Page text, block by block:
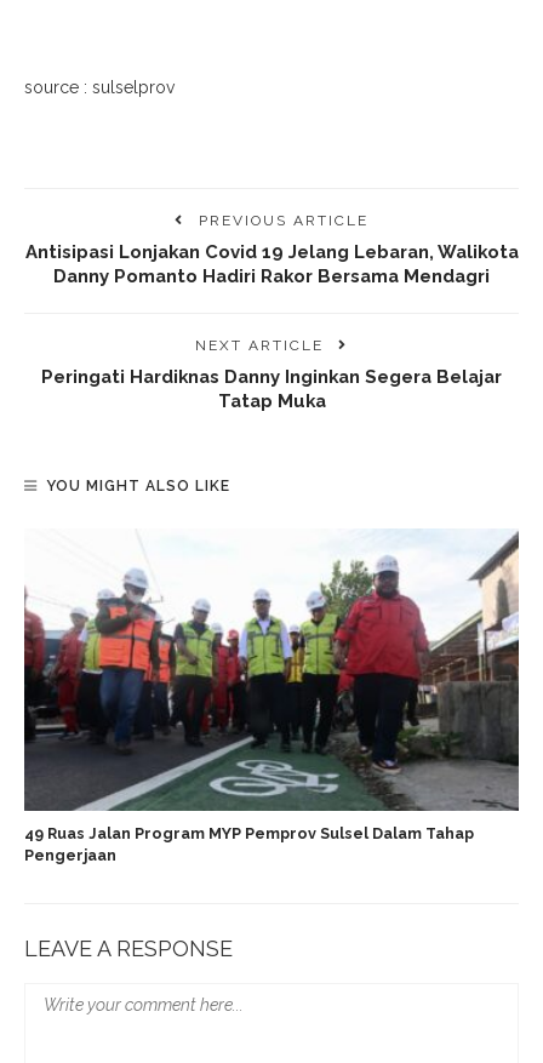
source : sulselprov
PREVIOUS ARTICLE
Antisipasi Lonjakan Covid 19 Jelang Lebaran, Walikota
Danny Pomanto Hadiri Rakor Bersama Mendagri
NEXT ARTICLE
Peringati Hardiknas Danny Inginkan Segera Belajar
Tatap Muka
YOU MIGHT ALSO LIKE
49 Ruas Jalan Program MYP Pemprov Sulsel Dalam Tahap
Pengerjaan
LEAVE A RESPONSE